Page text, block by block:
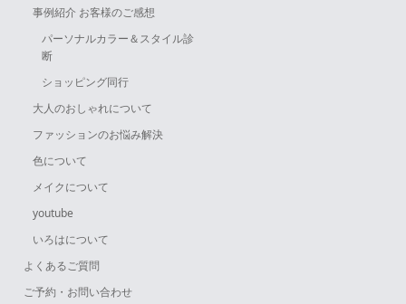
事例紹介 お客様のご感想
パーソナルカラー＆スタイル診
断
ショッピング同行
大人のおしゃれについて
ファッションのお悩み解決
色について
メイクについて
youtube
いろはについて
よくあるご質問
ご予約・お問い合わせ